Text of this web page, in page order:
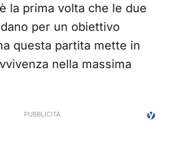
la prima volta che le due
per un obiettivo
questa partita mette in
nella massima